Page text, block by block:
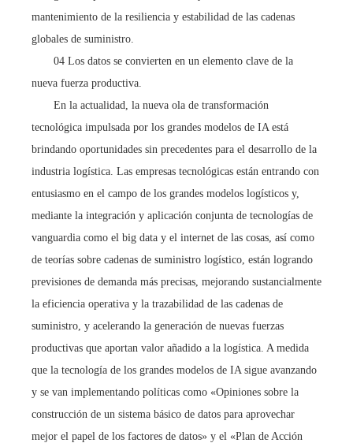
mantenimiento de la resiliencia y estabilidad de las cadenas
globales de suministro.
04 Los datos se convierten en un elemento clave de la
nueva fuerza productiva.
En la actualidad, la nueva ola de transformación
tecnológica impulsada por los grandes modelos de IA está
brindando oportunidades sin precedentes para el desarrollo de la
industria logística. Las empresas tecnológicas están entrando con
entusiasmo en el campo de los grandes modelos logísticos y,
mediante la integración y aplicación conjunta de tecnologías de
vanguardia como el big data y el internet de las cosas, así como
de teorías sobre cadenas de suministro logístico, están logrando
previsiones de demanda más precisas, mejorando sustancialmente
la eficiencia operativa y la trazabilidad de las cadenas de
suministro, y acelerando la generación de nuevas fuerzas
productivas que aportan valor añadido a la logística. A medida
que la tecnología de los grandes modelos de IA sigue avanzando
y se van implementando políticas como «Opiniones sobre la
construcción de un sistema básico de datos para aprovechar
mejor el papel de los factores de datos» y el «Plan de Acción